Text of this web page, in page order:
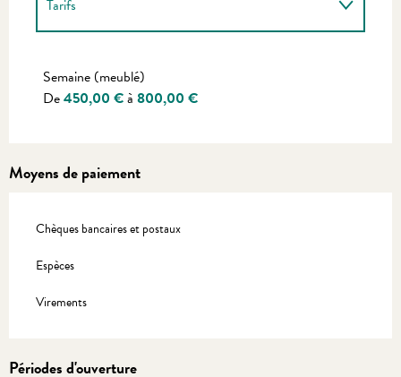
Tarifs
Semaine (meublé)
De450,00 €à 800,00 €
Moyens de paiement
Chèques bancaires et postaux
Espèces
Virements
Périodes d'ouverture